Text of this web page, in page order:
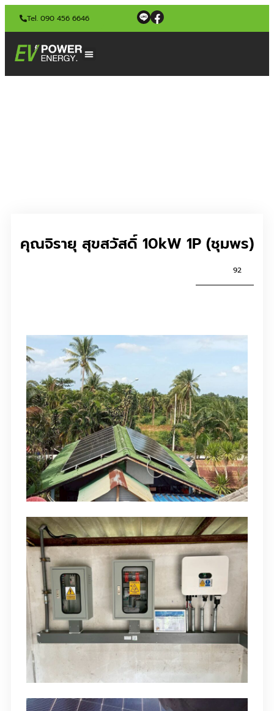
Tel. 090 456 6646
คุณจิรายุ สุขสวัสดิ์ 10kW 1P (ชุมพร)
92